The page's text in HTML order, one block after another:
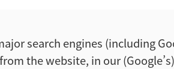
search engines (including
the website, in our